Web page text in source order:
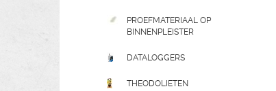
PROEFMATERIAAL OP
BINNENPLEISTER
DATALOGGERS
THEODOLIETEN